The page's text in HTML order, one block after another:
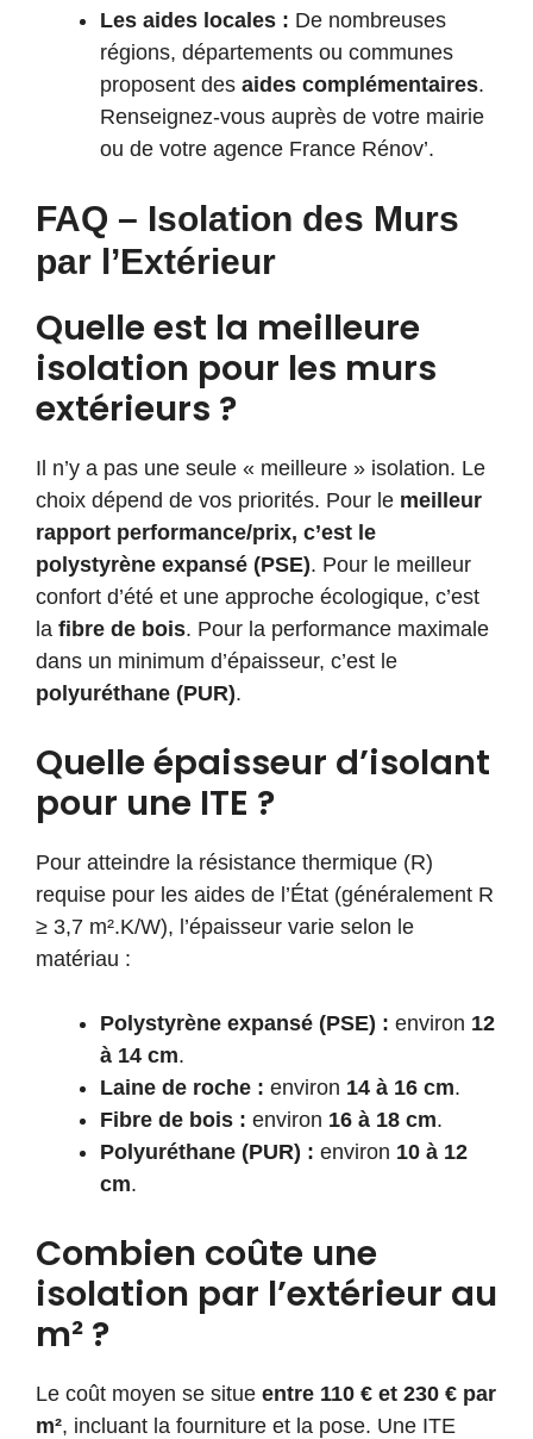
Les aides locales : De nombreuses
régions, départements ou communes
proposent des aides complémentaires.
Renseignez-vous auprès de votre mairie
ou de votre agence France Rénov’.
FAQ – Isolation des Murs
par l’Extérieur
Quelle est la meilleure
isolation pour les murs
extérieurs ?
Il n’y a pas une seule « meilleure » isolation. Le
choix dépend de vos priorités. Pour le meilleur
rapport performance/prix, c’est le
polystyrène expansé (PSE). Pour le meilleur
confort d’été et une approche écologique, c’est
la fibre de bois. Pour la performance maximale
dans un minimum d’épaisseur, c’est le
polyuréthane (PUR).
Quelle épaisseur d’isolant
pour une ITE ?
Pour atteindre la résistance thermique (R)
requise pour les aides de l’État (généralement R
≥ 3,7 m².K/W), l’épaisseur varie selon le
matériau :
Polystyrène expansé (PSE) : environ 12
à 14 cm.
Laine de roche : environ 14 à 16 cm.
Fibre de bois : environ 16 à 18 cm.
Polyuréthane (PUR) : environ 10 à 12
cm.
Combien coûte une
isolation par l’extérieur au
m² ?
Le coût moyen se situe entre 110 € et 230 € par
m², incluant la fourniture et la pose. Une ITE